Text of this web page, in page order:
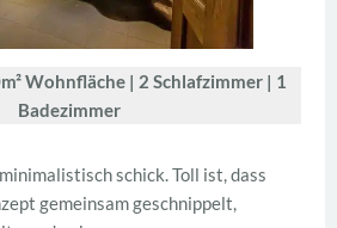
Wohnfläche | 2 Schlafzimmer | 1
Badezimmer
schick. Toll ist, dass
gemeinsam geschnippelt,